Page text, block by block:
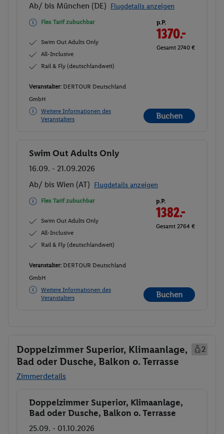
Ab/ bis München (DE) Flugdetails anzeigen
Flex Tarif zubuchbar
Swim Out Adults Only
All-Inclusive
Rail & Fly (deutschlandweit)
p.P.
1370.-
Gesamt 2740 €
Veranstalter: DERTOUR Deutschland
GmbH
Weitere Informationen des
Veranstalters
Buchen
Buchen
Swim Out Adults Only
16.09. - 21.09.2026
Ab/ bis Wien (AT) Flugdetails anzeigen
Flex Tarif zubuchbar
Swim Out Adults Only
All-Inclusive
Rail & Fly (deutschlandweit)
p.P.
1382.-
Gesamt 2764 €
Veranstalter: DERTOUR Deutschland
GmbH
Weitere Informationen des
Veranstalters
Buchen
Doppelzimmer Superior, Klimaanlage,
Bad oder Dusche, Balkon o. Terrasse
2
Zimmerdetails
Buchen
Doppelzimmer Superior, Klimaanlage,
Bad oder Dusche, Balkon o. Terrasse
25.09. - 01.10.2026